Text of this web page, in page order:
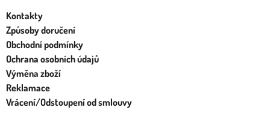
Kontakty
Způsoby doručení
Obchodní podmínky
Ochrana osobních údajů
Výměna zboží
Reklamace
Vrácení/Odstoupení od smlouvy